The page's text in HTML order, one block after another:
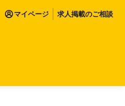
マイページ 求人掲載のご相談